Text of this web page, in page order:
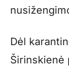
Dėl
Širinskienė